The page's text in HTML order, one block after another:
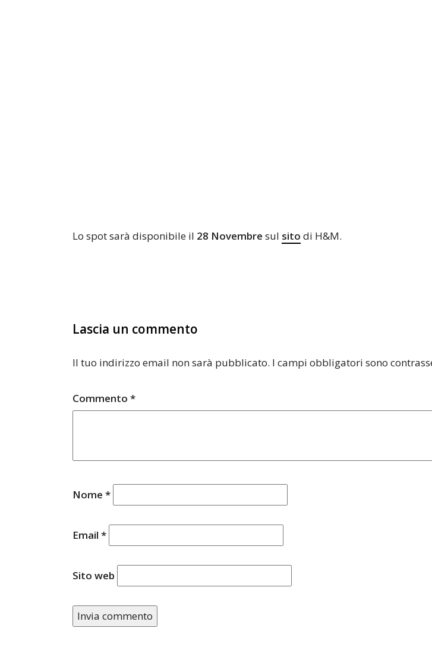
Lo spot sarà disponibile il 28 Novembre sul sito di H&M.
Lascia un commento
Il tuo indirizzo email non sarà pubblicato. I campi obbligatori sono
Commento *
Nome *
Email *
Sito web